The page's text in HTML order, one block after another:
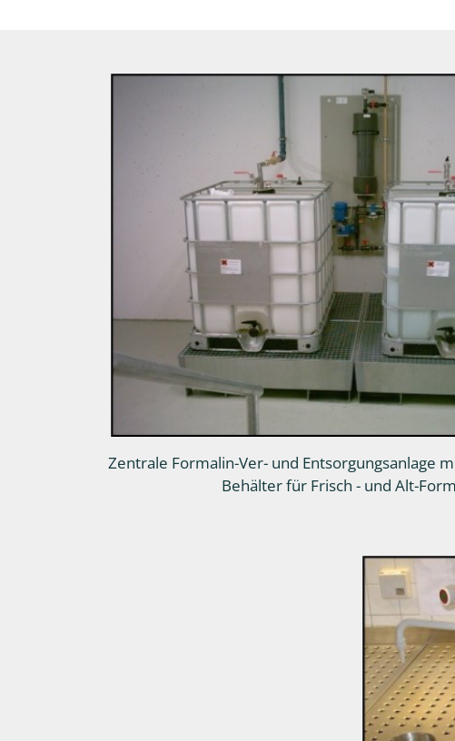
Zentrale Formalin-Ver- und Entsorgungsanlage
Behälter für Frisch - und Alt-